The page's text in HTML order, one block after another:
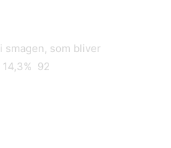
smagen, som bliver
92